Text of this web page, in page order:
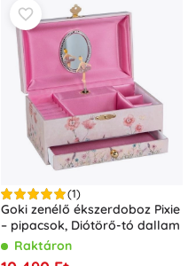
(1)
Goki zenélő ékszerdoboz Pixie
– pipacsok, Diótörő-tó dallam
Raktáron